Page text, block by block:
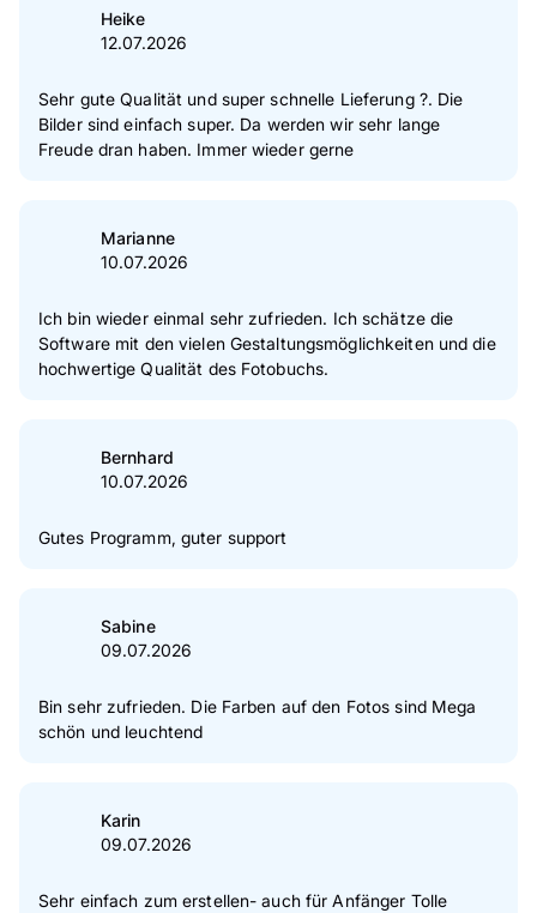
Heike
12.07.2026
Sehr gute Qualität und super schnelle Lieferung ?. Die
Bilder sind einfach super. Da werden wir sehr lange
Freude dran haben. Immer wieder gerne
Marianne
10.07.2026
Ich bin wieder einmal sehr zufrieden. Ich schätze die
Software mit den vielen Gestaltungsmöglichkeiten und die
hochwertige Qualität des Fotobuchs.
Bernhard
10.07.2026
Gutes Programm, guter support
Sabine
09.07.2026
Bin sehr zufrieden. Die Farben auf den Fotos sind Mega
schön und leuchtend
Karin
09.07.2026
Sehr einfach zum erstellen- auch für Anfänger Tolle